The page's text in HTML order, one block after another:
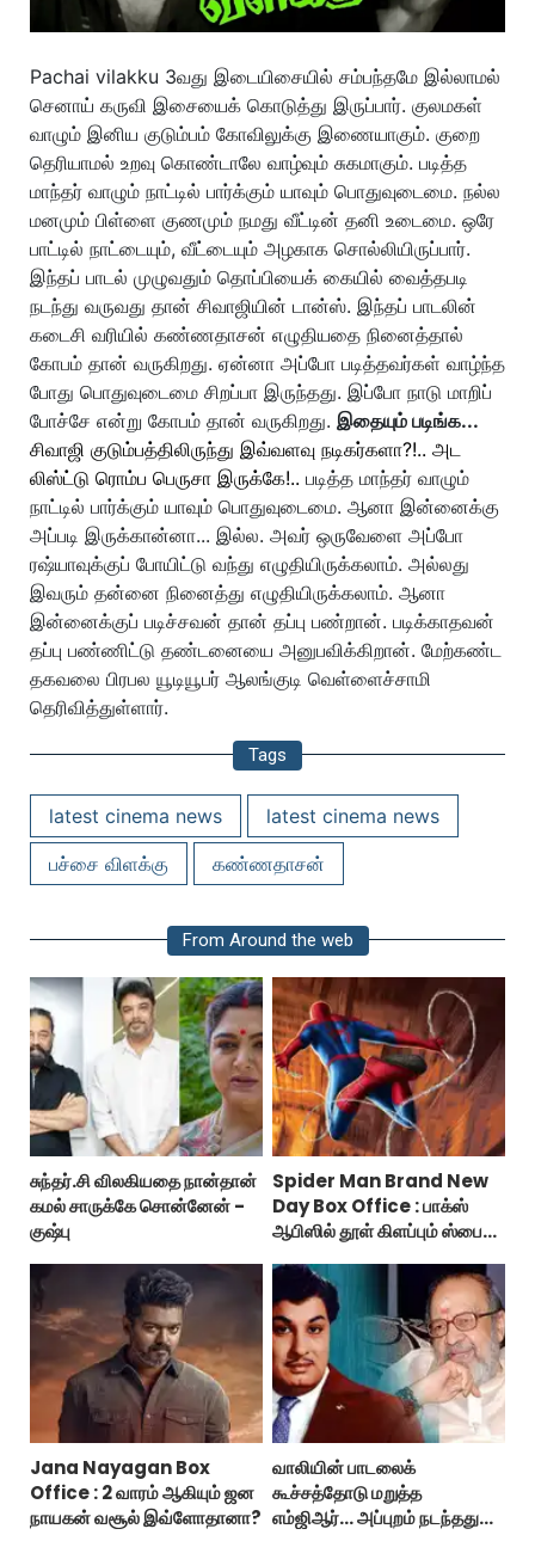
Pachai vilakku 3வது இடையிசையில் சம்பந்தமே இல்லாமல்
செனாய் கருவி இசையைக் கொடுத்து இருப்பார். குலமகள்
வாழும் இனிய குடும்பம் கோவிலுக்கு இணையாகும். குறை
தெரியாமல் உறவு கொண்டாலே வாழ்வும் சுகமாகும். படித்த
மாந்தர் வாழும் நாட்டில் பார்க்கும் யாவும் பொதுவுடைமை. நல்ல
மனமும் பிள்ளை குணமும் நமது வீட்டின் தனி உடைமை. ஒரே
பாட்டில் நாட்டையும், வீட்டையும் அழகாக சொல்லியிருப்பார்.
இந்தப் பாடல் முழுவதும் தொப்பியைக் கையில் வைத்தபடி
நடந்து வருவது தான் சிவாஜியின் டான்ஸ். இந்தப் பாடலின்
கடைசி வரியில் கண்ணதாசன் எழுதியதை நினைத்தால்
கோபம் தான் வருகிறது. ஏன்னா அப்போ படித்தவர்கள் வாழ்ந்த
போது பொதுவுடைமை சிறப்பா இருந்தது. இப்போ நாடு மாறிப்
போச்சே என்று கோபம் தான் வருகிறது. இதையும் படிங்க...
சிவாஜி குடும்பத்திலிருந்து இவ்வளவு நடிகர்களா?!.. அட
லிஸ்ட்டு ரொம்ப பெருசா இருக்கே!.. படித்த மாந்தர் வாழும்
நாட்டில் பார்க்கும் யாவும் பொதுவுடைமை. ஆனா இன்னைக்கு
அப்படி இருக்கான்னா... இல்ல. அவர் ஒருவேளை அப்போ
ரஷ்யாவுக்குப் போயிட்டு வந்து எழுதியிருக்கலாம். அல்லது
இவரும் தன்னை நினைத்து எழுதியிருக்கலாம். ஆனா
இன்னைக்குப் படிச்சவன் தான் தப்பு பண்றான். படிக்காதவன்
தப்பு பண்ணிட்டு தண்டனையை அனுபவிக்கிறான். மேற்கண்ட
தகவலை பிரபல யூடியூபர் ஆலங்குடி வெள்ளைச்சாமி
தெரிவித்துள்ளார்.
Tags
latest cinema news
latest cinema news
பச்சை விளக்கு
கண்ணதாசன்
From Around the web
சுந்தர்.சி விலகியதை நான்தான்
கமல் சாருக்கே சொன்னேன் -
குஷ்பு
Spider Man Brand New
Day Box Office : பாக்ஸ்
ஆபிஸில் தூள் கிளப்பும் ஸ்பைடர்
Jana Nayagan Box
Office : 2 வாரம் ஆகியும் ஜன
நாயகன் வசூல் இவ்ளோதானா?
வாலியின் பாடலைக்
கூச்சத்தோடு மறுத்த
எம்ஜிஆர்... அப்புறம் நடந்தது